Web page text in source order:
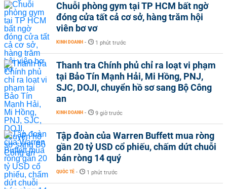
Chuỗi phòng gym tại TP HCM bất ngờ
đóng cửa tất cả cơ sở, hàng trăm hội
viên bơ vơ
KINH DOANH - 1 phút trước
Thanh tra Chính phủ chỉ ra loạt vi phạm
tại Bảo Tín Mạnh Hải, Mi Hồng, PNJ,
SJC, DOJI, chuyển hồ sơ sang Bộ Công
an
KINH DOANH - 9 giờ trước
Tập đoàn của Warren Buffett mua ròng
gần 20 tỷ USD cổ phiếu, chấm dứt chuỗi
bán ròng 14 quý
QUỐC TẾ - 1 phút trước